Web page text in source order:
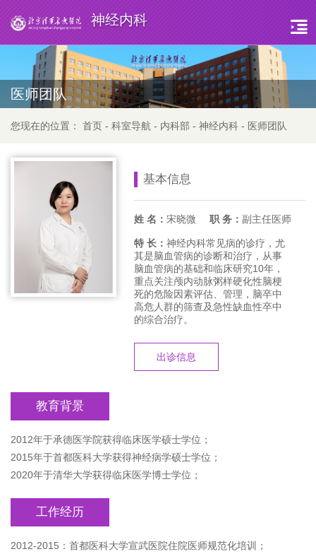
神经内科
医师团队
您现在的位置： 首页 - 科室导航 - 内科部 - 神经内科 - 医师团队
基本信息
姓 名： 宋晓微 职 务：副主任医师
特 长： 神经内科常见病的诊疗，尤
其是脑血管病的诊断和治疗，从事
脑血管病的基础和临床研究10年，
重点关注颅内动脉粥样硬化性脑梗
死的危险因素评估、管理，脑卒中
高危人群的筛查及急性缺血性卒中
的综合治疗。
出诊信息
教育背景
2012年于承德医学院获得临床医学硕士学位；
2015年于首都医科大学获得神经病学硕士学位；
2020年于清华大学获得临床医学博士学位；
工作经历
2012-2015：首都医科大学宣武医院住院医师规范化培训；